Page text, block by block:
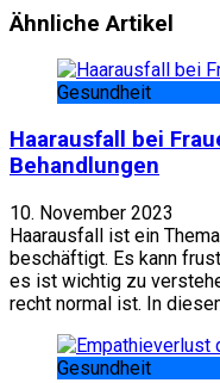
Ähnliche Artikel
Gesundheit
Haarausfall bei
Behandlungen
10. November 2023
Haarausfall ist ein
beschäftigt. Es kann
es ist wichtig zu
recht normal ist. In
Gesundheit